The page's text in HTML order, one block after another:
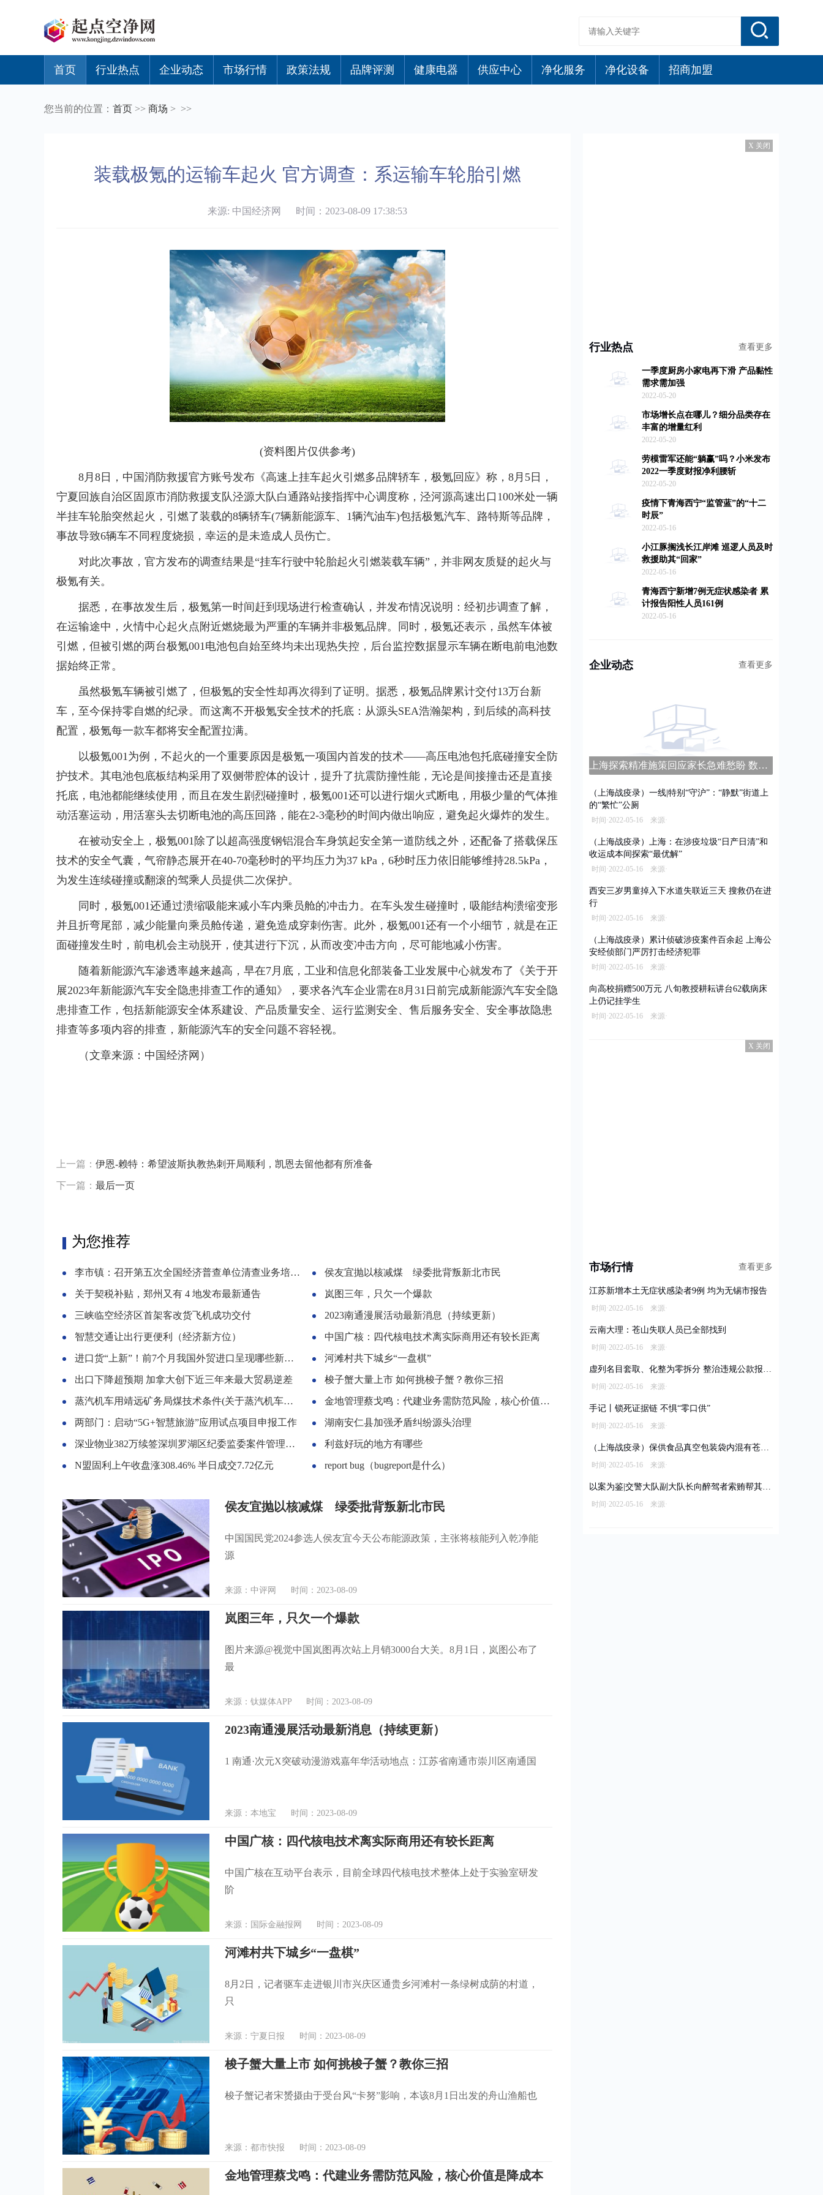
首页 行业热点 企业动态 市场行情 政策法规 品牌评测 健康电器 供应中心 净化服务 净化设备 招商加盟
您当前的位置： 首页 >> 商场 > >>
装载极氪的运输车起火 官方调查：系运输车轮胎引燃
来源: 中国经济网 时间：2023-08-09 17:38:53
(资料图片仅供参考)
8月8日，中国消防救援官方账号发布《高速上挂车起火引燃多品牌轿车，极氪回应》称，8月5日，
宁夏回族自治区固原市消防救援支队泾源大队白通路站接指挥中心调度称，泾河源高速出口100米处一辆
半挂车轮胎突然起火，引燃了装载的8辆轿车(7辆新能源车、1辆汽油车)包括极氪汽车、路特斯等品牌，
事故导致6辆车不同程度烧损，幸运的是未造成人员伤亡。
对此次事故，官方发布的调查结果是“挂车行驶中轮胎起火引燃装载车辆”，并非网友质疑的起火与
极氪有关。
据悉，在事故发生后，极氪第一时间赶到现场进行检查确认，并发布情况说明：经初步调查了解，
在运输途中，火情中心起火点附近燃烧最为严重的车辆并非极氪品牌。同时，极氪还表示，虽然车体被
引燃，但被引燃的两台极氪001电池包自始至终均未出现热失控，后台监控数据显示车辆在断电前电池数
据始终正常。
虽然极氪车辆被引燃了，但极氪的安全性却再次得到了证明。据悉，极氪品牌累计交付13万台新
车，至今保持零自燃的纪录。而这离不开极氪安全技术的托底：从源头SEA浩瀚架构，到后续的高科技
配置，极氪每一款车都将安全配置拉满。
以极氪001为例，不起火的一个重要原因是极氪一项国内首发的技术——高压电池包托底碰撞安全防
护技术。其电池包底板结构采用了双侧带腔体的设计，提升了抗震防撞性能，无论是间接撞击还是直接
托底，电池都能继续使用，而且在发生剧烈碰撞时，极氪001还可以进行烟火式断电，用极少量的气体推
动活塞运动，用活塞头去切断电池的高压回路，能在2-3毫秒的时间内做出响应，避免起火爆炸的发生。
在被动安全上，极氪001除了以超高强度钢铝混合车身筑起安全第一道防线之外，还配备了搭载保压
技术的安全气囊，气帘静态展开在40-70毫秒时的平均压力为37 kPa，6秒时压力依旧能够维持28.5kPa，
为发生连续碰撞或翻滚的驾乘人员提供二次保护。
同时，极氪001还通过溃缩吸能来减小车内乘员舱的冲击力。在车头发生碰撞时，吸能结构溃缩变形
并且折弯尾部，减少能量向乘员舱传递，避免造成穿刺伤害。此外，极氪001还有一个小细节，就是在正
面碰撞发生时，前电机会主动脱开，使其进行下沉，从而改变冲击方向，尽可能地减小伤害。
随着新能源汽车渗透率越来越高，早在7月底，工业和信息化部装备工业发展中心就发布了《关于开
展2023年新能源汽车安全隐患排查工作的通知》，要求各汽车企业需在8月31日前完成新能源汽车安全隐
患排查工作，包括新能源安全体系建设、产品质量安全、运行监测安全、售后服务安全、安全事故隐患
排查等多项内容的排查，新能源汽车的安全问题不容轻视。
（文章来源：中国经济网）
上一篇： 伊恩-赖特：希望波斯执教热刺开局顺利，凯恩去留他都有所准备
下一篇： 最后一页
为您推荐
李市镇：召开第五次全国经济普查单位清查业务培训会
关于契税补贴，郑州又有 4 地发布最新通告
三峡临空经济区首架客改货飞机成功交付
智慧交通让出行更便利（经济新方位）
进口货“上新”！前7个月我国外贸进口呈现哪些新趋势？
出口下降超预期 加拿大创下近三年来最大贸易逆差
蒸汽机车用靖远矿务局煤技术条件(关于蒸汽机车用靖远矿务局煤技术条件简述)
两部门：启动“5G+智慧旅游”应用试点项目申报工作
深业物业382万续签深圳罗湖区纪委监委案件管理基地物管项目
N盟固利上午收盘涨308.46% 半日成交7.72亿元
侯友宜抛以核减煤 绿委批背叛新北市民
岚图三年，只欠一个爆款
2023南通漫展活动最新消息（持续更新）
中国广核：四代核电技术离实际商用还有较长距离
河滩村共下城乡“一盘棋”
梭子蟹大量上市 如何挑梭子蟹？教你三招
金地管理蔡戈鸣：代建业务需防范风险，核心价值是降成本
湖南安仁县加强矛盾纠纷源头治理
利兹好玩的地方有哪些
report bug（bugreport是什么）
侯友宜抛以核减煤 绿委批背叛新北市民
中国国民党2024参选人侯友宜今天公布能源政策，主张将核能列入乾净能
源
来源：中评网 时间：2023-08-09
岚图三年，只欠一个爆款
图片来源@视觉中国岚图再次站上月销3000台大关。8月1日，岚图公布了
最
来源：钛媒体APP 时间：2023-08-09
2023南通漫展活动最新消息（持续更新）
1 南通·次元X突破动漫游戏嘉年华活动地点：江苏省南通市崇川区南通国
来源：本地宝 时间：2023-08-09
中国广核：四代核电技术离实际商用还有较长距离
中国广核在互动平台表示，目前全球四代核电技术整体上处于实验室研发
阶
来源：国际金融报网 时间：2023-08-09
河滩村共下城乡“一盘棋”
8月2日，记者驱车走进银川市兴庆区通贵乡河滩村一条绿树成荫的村道，
只
来源：宁夏日报 时间：2023-08-09
梭子蟹大量上市 如何挑梭子蟹？教你三招
梭子蟹记者宋赟摄由于受台风“卡努”影响，本该8月1日出发的舟山渔船也
来源：都市快报 时间：2023-08-09
金地管理蔡戈鸣：代建业务需防范风险，核心价值是降成本
X 关闭
行业热点 查看更多
一季度厨房小家电再下滑 产品黏性
需求需加强
2022-05-20
市场增长点在哪儿？细分品类存在
丰富的增量红利
2022-05-20
劳模雷军还能“躺赢”吗？小米发布
2022一季度财报净利腰斩
2022-05-20
疫情下青海西宁“监管蓝”的“十二
时辰”
2022-05-16
小江豚搁浅长江岸滩 巡逻人员及时
救援助其“回家”
2022-05-16
青海西宁新增7例无症状感染者 累
计报告阳性人员161例
2022-05-16
企业动态 查看更多
上海探索精准施策回应家长急难愁盼 数字家长学校平台上线
（上海战疫录）一线|特别“守沪”：“静默”街道上
的“繁忙”公厕
时间·2022-05-16 来源·
（上海战疫录）上海：在涉疫垃圾“日产日清”和
收运成本间探索“最优解”
时间·2022-05-16 来源·
西安三岁男童掉入下水道失联近三天 搜救仍在进
行
时间·2022-05-16 来源·
（上海战疫录）累计侦破涉疫案件百余起 上海公
安经侦部门严厉打击经济犯罪
时间·2022-05-16 来源·
向高校捐赠500万元 八旬教授耕耘讲台62载病床
上仍记挂学生
时间·2022-05-16 来源·
X 关闭
市场行情 查看更多
江苏新增本土无症状感染者9例 均为无锡市报告
时间·2022-05-16 来源·
云南大理：苍山失联人员已全部找到
时间·2022-05-16 来源·
虚列名目套取、化整为零拆分 整治违规公款报销乱象
时间·2022-05-16 来源·
手记丨锁死证据链 不惧“零口供”
时间·2022-05-16 来源·
（上海战疫录）保供食品真空包装袋内混有苍蝇 经销商被立案调查拟罚款10万元
时间·2022-05-16 来源·
以案为鉴|交警大队副大队长向醉驾者索贿帮其脱罪
时间·2022-05-16 来源·